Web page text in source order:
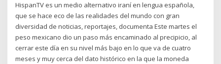
HispanTV es un medio alternativo iraní en lengua española,
que se hace eco de las realidades del mundo con gran
diversidad de noticias, reportajes, documenta Este martes el
peso mexicano dio un paso más encaminado al precipicio, al
cerrar este día en su nivel más bajo en lo que va de cuatro
meses y muy cerca del dato histórico en la que la moneda